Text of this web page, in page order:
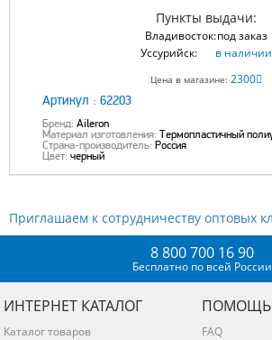
Пункты выдачи:
Владивосток:под заказ
Уссурийск:
в наличии
Цена в магазине: 2300
Артикул : 62203
Бренд: Aileron
Материал изготовления: Термопластичный
Страна-производитель: Россия
Цвет: черный
Приглашаем к сотрудничеству оптовых
8 800 700 16 90
Бесплатно по всей России
ИНТЕРНЕТ КАТАЛОГ
Каталог товаров
ПОМОЩЬ
FAQ